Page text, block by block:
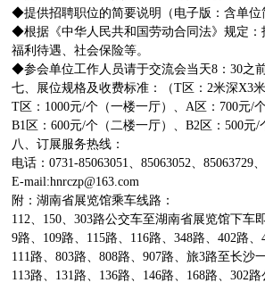
◆提供招聘职位的简要说明（电子版：含单
◆根据《中华人民共和国劳动合同法》规定
福利待遇、社会保险等。
◆参会单位工作人员请于交流会当天8：30之前
七、展位规格及收费标准：（T区：2米深X3
T区：1000元/个（一楼一厅）、A区：700元/
B1区：600元/个（二楼一厅）、B2区：500元/
八、订展服务热线：
电话：0731-85063051、85063052、85063729
E-mail:hnrczp@163.com
附：湖南省展览馆乘车线路：
112、150、303路公交车至湖南省展览馆下车即
9路、109路、115路、116路、348路、402路
111路、803路、808路、907路、旅3路至长沙
113路、131路、136路、146路、168路、302